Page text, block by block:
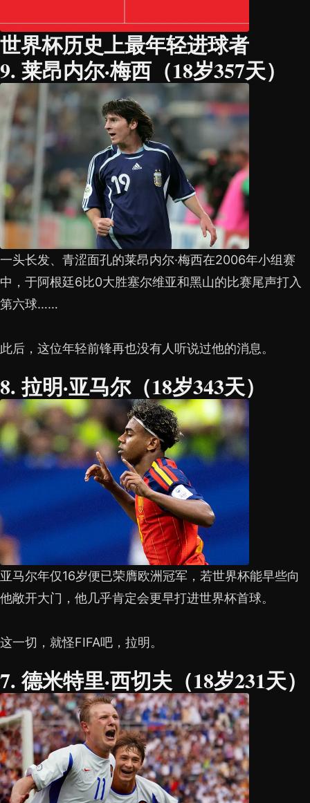
世界杯历史上最年轻进球者
9. 莱昂内尔·梅西（18岁357天）
一头长发、青涩面孔的莱昂内尔·梅西在2006年小组赛
中，于阿根廷6比0大胜塞尔维亚和黑山的比赛尾声打入
第六球……
此后，这位年轻前锋再也没有人听说过他的消息。
8. 拉明·亚马尔（18岁343天）
亚马尔年仅16岁便已荣膺欧洲冠军，若世界杯能早些向
他敞开大门，他几乎肯定会更早打进世界杯首球。
这一切，就怪FIFA吧，拉明。
7. 德米特里·西切夫（18岁231天）